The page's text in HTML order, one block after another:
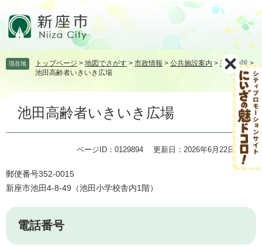
頭飛 現在地 トップページ > 地図でさがす > 市政情報 > 公共施設案内 > 福祉施設>
池田高齢者いきいき広場
池田高齢者いきいき広場
ページID：0129894 更新日：2026年6月22日更新
郵便番号352-0015
新座市池田4-8-49（池田小学校舎内1階）
電話番号